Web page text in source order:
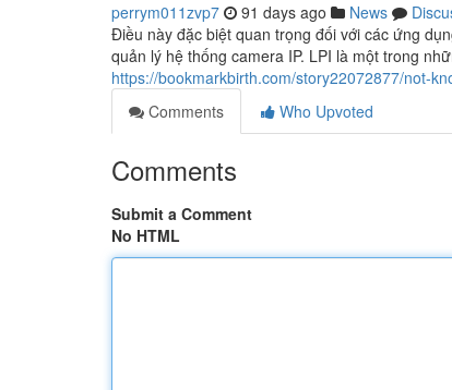
perrym011zvp7 91 days ago News
Điều này đặc biệt quan trọng đối với các ứng
quản lý hệ thống camera IP. LPI là một trong
https://bookmarkbirth.com/story22072877/not-
Comments
Who Upvoted
Comments
Submit a Comment
No HTML